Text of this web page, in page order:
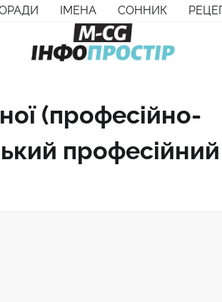
ІМЕНА СОННИК
(професійно-